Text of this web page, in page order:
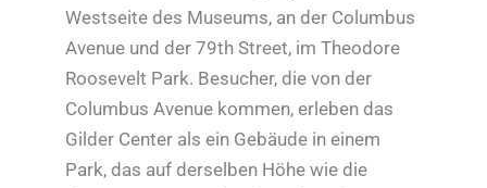
Westseite des Museums, an der Columbus
Avenue und der 79th Street, im Theodore
Roosevelt Park. Besucher, die von der
Columbus Avenue kommen, erleben das
Gilder Center als ein Gebäude in einem
Park, das auf derselben Höhe wie die